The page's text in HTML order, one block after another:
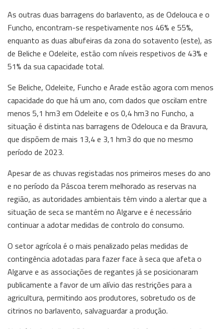
As outras duas barragens do barlavento, as de Odelouca e o
Funcho, encontram-se respetivamente nos 46% e 55%,
enquanto as duas albufeiras da zona do sotavento (este), as
de Beliche e Odeleite, estão com níveis respetivos de 43% e
51% da sua capacidade total.
Se Beliche, Odeleite, Funcho e Arade estão agora com menos
capacidade do que há um ano, com dados que oscilam entre
menos 5,1 hm3 em Odeleite e os 0,4 hm3 no Funcho, a
situação é distinta nas barragens de Odelouca e da Bravura,
que dispõem de mais 13,4 e 3,1 hm3 do que no mesmo
período de 2023.
Apesar de as chuvas registadas nos primeiros meses do ano
e no período da Páscoa terem melhorado as reservas na
região, as autoridades ambientais têm vindo a alertar que a
situação de seca se mantém no Algarve e é necessário
continuar a adotar medidas de controlo do consumo.
O setor agrícola é o mais penalizado pelas medidas de
contingência adotadas para fazer face à seca que afeta o
Algarve e as associações de regantes já se posicionaram
publicamente a favor de um alívio das restrições para a
agricultura, permitindo aos produtores, sobretudo os de
citrinos no barlavento, salvaguardar a produção.